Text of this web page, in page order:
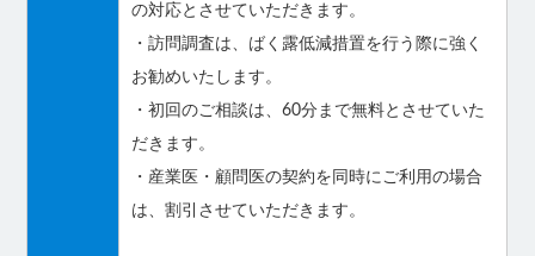
の対応とさせていただきます。
・訪問調査は、ばく露低減措置を行う際に強く
お勧めいたします。
・初回のご相談は、60分まで無料とさせていた
だきます。
・産業医・顧問医の契約を同時にご利用の場合
は、割引させていただきます。